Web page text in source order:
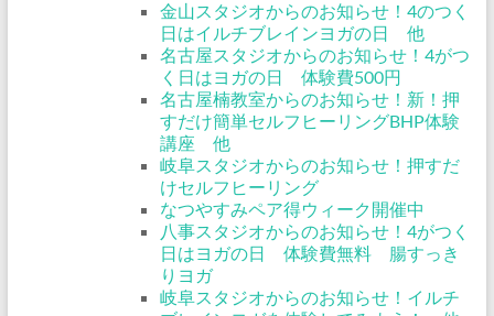
金山スタジオからのお知らせ！4のつく
日はイルチブレインヨガの日 他
名古屋スタジオからのお知らせ！4がつ
く日はヨガの日 体験費500円
名古屋楠教室からのお知らせ！新！押
すだけ簡単セルフヒーリングBHP体験
講座 他
岐阜スタジオからのお知らせ！押すだ
けセルフヒーリング
なつやすみペア得ウィーク開催中
八事スタジオからのお知らせ！4がつく
日はヨガの日 体験費無料 腸すっき
りヨガ
岐阜スタジオからのお知らせ！イルチ